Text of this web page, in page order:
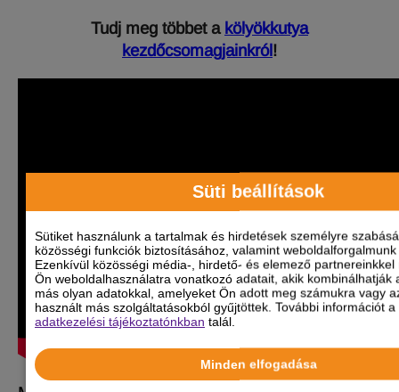
Süti beállítások
Sütiket használunk a tartalmak és hirdetések személyre
közösségi funkciók biztosításához, valamint
Ezenkívül közösségi média-, hirdető- és elemező partnereinkkel
Ön weboldalhasználatra vonatkozó adatait, akik kombinálhatják
más olyan adatokkal, amelyeket Ön adott meg számukra vagy
használt más szolgáltatásokból gyűjtöttek. További információt
adatkezelési tájékoztatónkban talál.
Minden elfogadása
Tudj meg többet a kölyökkutya
kezdőcsomagjainkról!